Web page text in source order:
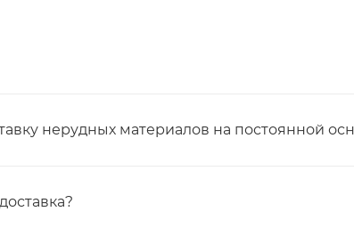
нерудных материалов на постоянной